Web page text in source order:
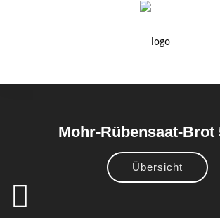
PRODUKTEMohr-Rübensaat-Brot
Übersicht